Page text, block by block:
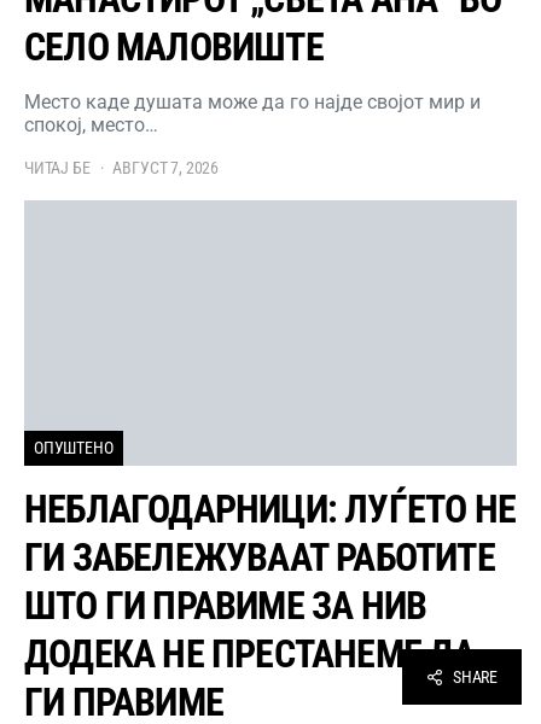
СЕЛО МАЛОВИШТЕ
Место каде душата може да го најде својот мир и
спокој, место…
ЧИТАЈ БЕ АВГУСТ 7, 2026
ОПУШТЕНО
НЕБЛАГОДАРНИЦИ: ЛУЃЕТО НЕ
ГИ ЗАБЕЛЕЖУВААТ РАБОТИТЕ
ШТО ГИ ПРАВИМЕ ЗА НИВ
ДОДЕКА НЕ ПРЕСТАНЕМЕ ДА
ГИ ПРАВИМЕ
SHARE